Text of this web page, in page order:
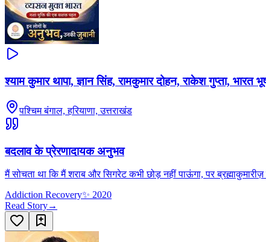
श्याम कुमार थापा, ज्ञान सिंह, रामकुमार दोहन, राकेश गुप्ता, भारत
पश्चिम बंगाल, हरियाणा, उत्तराखंड
बदलाव के प्रेरणादायक अनुभव
मैं सोचता था कि मैं शराब और सिगरेट कभी छोड़ नहीं पाऊंगा, पर
Addiction Recovery✨ 2020
Read Story→